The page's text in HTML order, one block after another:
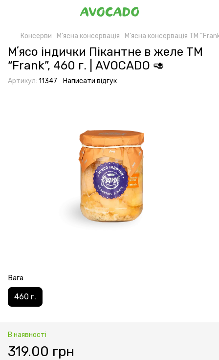
Консерви М’ясна консервація М’ясна консервація ТМ
Мʼясо індички Пікантне в желе ТМ
“Frank”, 460 г. | AVOCADO 🥑
Артикул: 11347 Написати відгук
Вага
460 г.
В наявності
319.00 грн